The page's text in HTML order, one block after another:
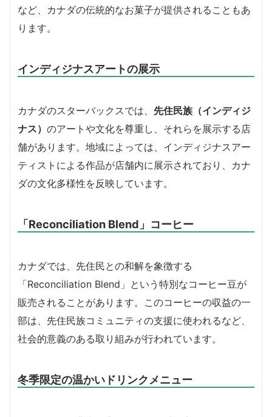
など、カナダの伝統的なお菓子が提供されることもあ
ります。
インディジナスアートの展示
カナダのスターバックスでは、 先住民族（インディジ
ナス） のアートや文化を尊重し、それらを展示する店
舗があります。地域によっては、インディジナスアー
ティストによる作品が店舗内に展示されており、カナ
ダの文化多様性を反映しています。
「Reconciliation Blend」コーヒー
カナダでは、先住民との和解を象徴する
「Reconciliation Blend」という特別なコーヒー豆が
販売されることがあります。このコーヒーの収益の一
部は、先住民族コミュニティの支援に使われるなど、
社会的意義のある取り組みが行われています。
冬季限定の温かいドリンクメニュー